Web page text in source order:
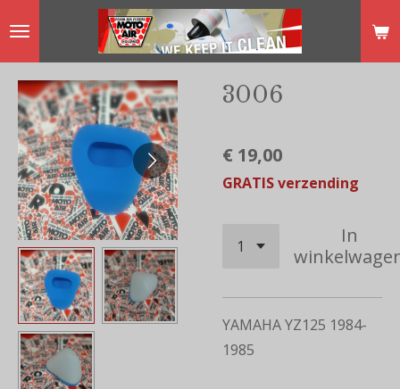
de
hoofdinhoud
3006
€ 19,00
GRATIS verzending
In
YAMAHA YZ125 1984-
1985